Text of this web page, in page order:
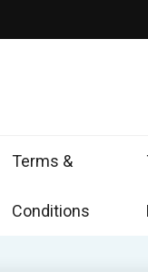
Terms &
Conditions